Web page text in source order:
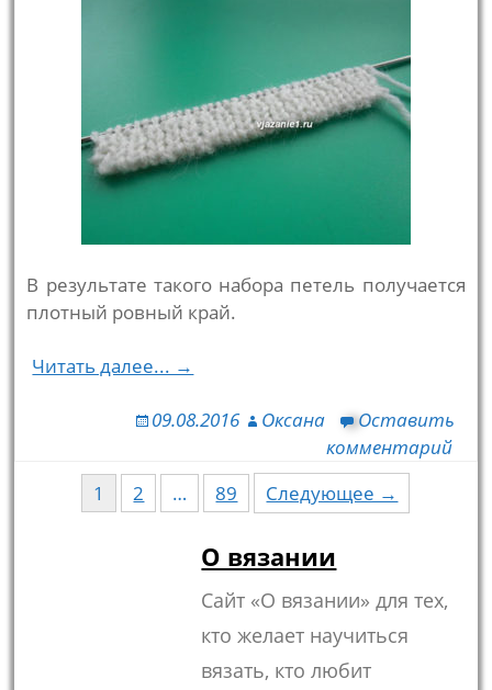
В результате такого набора петель получается
плотный ровный край.
Читать далее... →
09.08.2016 Оксана
Оставить
комментарий
Навигация по записям
1 2 … 89 Следующее →
О вязании
Сайт «О вязании» для тех,
кто желает научиться
вязать, кто любит